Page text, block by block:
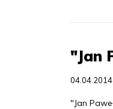
"Jan
04.04.2014
"Jan